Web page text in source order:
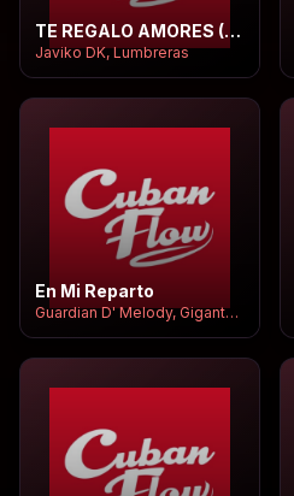
TE REGALO AMORES (Versión Reparto)
Javiko DK, Lumbreras
En Mi Reparto
Guardian D' Melody, Gigante Wil